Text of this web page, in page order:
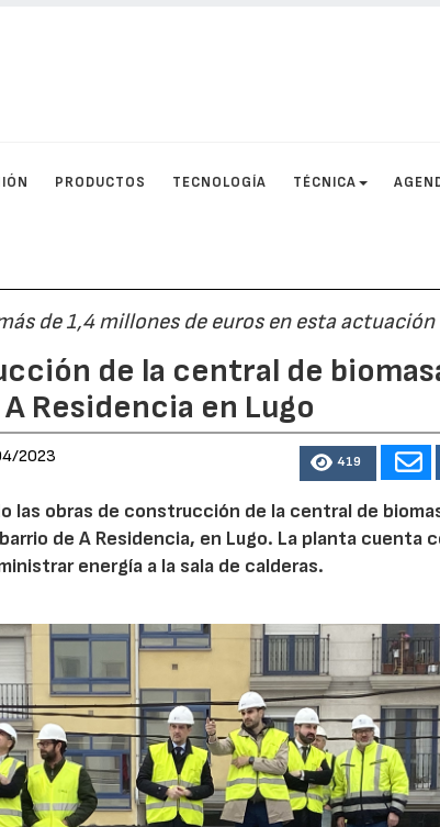
PRODUCTOS TECNOLOGÍA TÉCNICA
de 1,4 millones de euros en esta actuación
de la central de
Residencia en Lugo
2023 419
las obras de construcción de la central de
de A Residencia, en Lugo. La planta cuenta
energía a la sala de calderas.